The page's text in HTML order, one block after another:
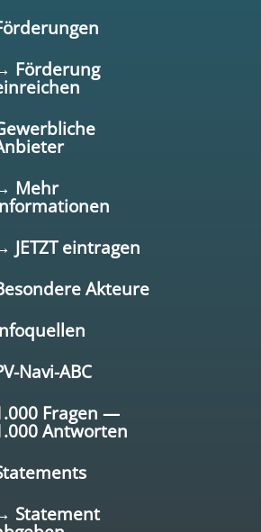
Förderung
Mehr
JETZT eintragen
Akteure
Navi-ABC
Fragen —
Antworten
Statement